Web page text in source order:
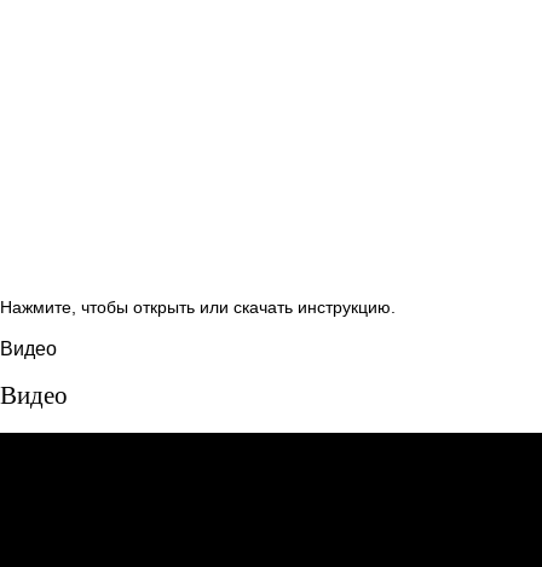
Нажмите, чтобы открыть или скачать инструкцию.
Видео
Видео